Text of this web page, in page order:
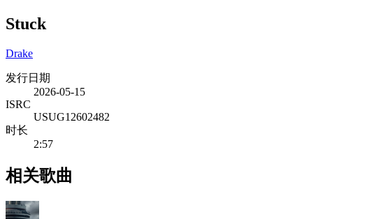
Stuck
Drake
发行日期
2026-05-15
ISRC
USUG12602482
时长
2:57
相关歌曲